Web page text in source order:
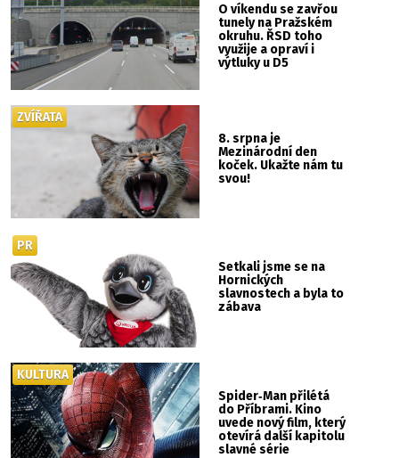
O víkendu se zavřou
tunely na Pražském
okruhu. ŘSD toho
využije a opraví i
výtluky u D5
8. srpna je
Mezinárodní den
koček. Ukažte nám tu
svou!
ZVÍŘATA
Setkali jsme se na
Hornických
slavnostech a byla to
zábava
PR
Spider‑Man přilétá
do Příbrami. Kino
uvede nový film, který
otevírá další kapitolu
slavné série
KULTURA